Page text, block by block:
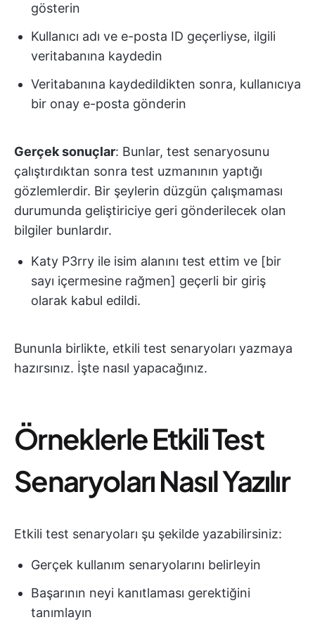
gösterin
Kullanıcı adı ve e-posta ID geçerliyse, ilgili
veritabanına kaydedin
Veritabanına kaydedildikten sonra, kullanıcıya
bir onay e-posta gönderin
Gerçek sonuçlar: Bunlar, test senaryosunu
çalıştırdıktan sonra test uzmanının yaptığı
gözlemlerdir. Bir şeylerin düzgün çalışmaması
durumunda geliştiriciye geri gönderilecek olan
bilgiler bunlardır.
Katy P3rry ile isim alanını test ettim ve [bir
sayı içermesine rağmen] geçerli bir giriş
olarak kabul edildi.
Bununla birlikte, etkili test senaryoları yazmaya
hazırsınız. İşte nasıl yapacağınız.
Örneklerle Etkili Test
Senaryoları Nasıl Yazılır
Etkili test senaryoları şu şekilde yazabilirsiniz:
Gerçek kullanım senaryolarını belirleyin
Başarının neyi kanıtlaması gerektiğini
tanımlayın